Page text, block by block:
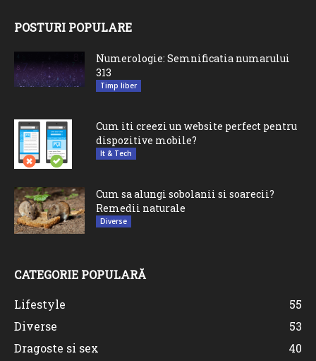
POSTURI POPULARE
Numerologie: Semnificatia numarului
313
Timp liber
Cum iti creezi un website perfect pentru
dispozitive mobile?
It & Tech
Cum sa alungi sobolanii si soarecii?
Remedii naturale
Diverse
CATEGORIE POPULARĂ
Lifestyle
55
Diverse
53
Dragoste si sex
40